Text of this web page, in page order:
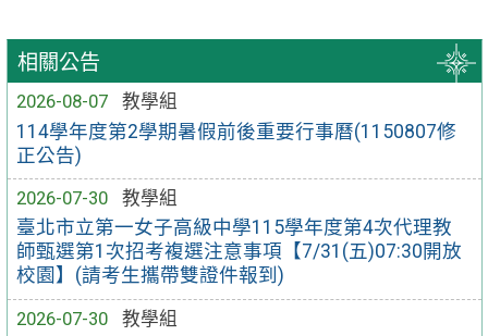
相關公告
2026-08-07
教學組
114學年度第2學期暑假前後重要行事曆(1150807修
正公告)
2026-07-30
教學組
臺北市立第一女子高級中學115學年度第4次代理教
師甄選第1次招考複選注意事項【7/31(五)07:30開放
校園】(請考生攜帶雙證件報到)
2026-07-30
教學組